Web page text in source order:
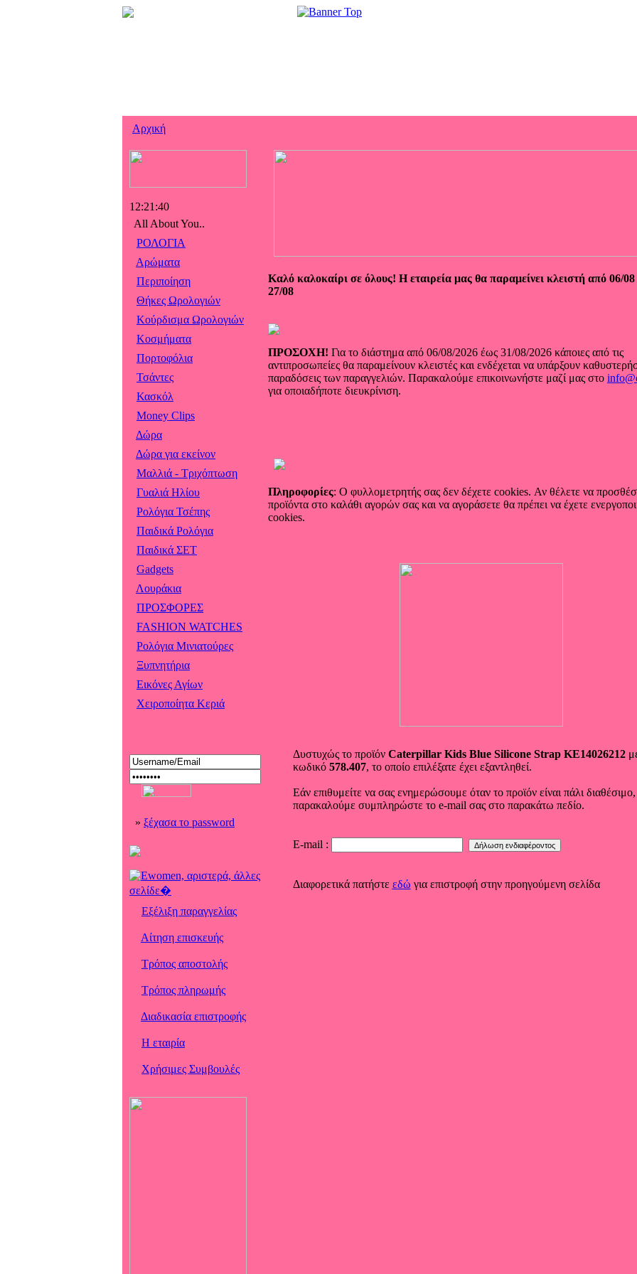
Αρχική
12:21:41
All About You..
ΡΟΛΟΓΙΑ
Αρώματα
Περιποίηση
Θήκες Ωρολογιών
Κούρδισμα Ωρολογιών
Κοσμήματα
Πορτοφόλια
Τσάντες
Κασκόλ
Money Clips
Δώρα
Δώρα για εκείνον
Μαλλιά - Τριχόπτωση
Γυαλιά Ηλίου
Ρολόγια Τσέπης
Παιδικά Ρολόγια
Παιδικά ΣΕΤ
Gadgets
Λουράκια
ΠΡΟΣΦΟΡΕΣ
FASHION WATCHES
Ρολόγια Μινιατούρες
Ξυπνητήρια
Εικόνες Αγίων
Χειροποίητα Κεριά
» ξέχασα το password
Εξέλιξη παραγγελίας
Αίτηση επισκευής
Τρόπος αποστολής
Τρόπος πληρωμής
Διαδικασία επιστροφής
Η εταιρία
Χρήσιμες Συμβουλές
Καλό καλοκαίρι σε όλους! Η εταιρεία μας θα παραμείνει κλειστή από 06/
27/08
ΠΡΟΣΟΧΗ! Για το διάστημα από 06/08/2026 έως 31/08/2026 κάποιες από τις
αντιπροσωπείες θα παραμείνουν κλειστές και ενδέχεται να υπάρξουν
παραδόσεις των παραγγελιών. Παρακαλούμε επικοινωνήστε μαζί μας στο
για οποιαδήποτε διευκρίνιση.
Πληροφορίες: Ο φυλλομετρητής σας δεν δέχετε cookies. Αν θέλετε να
προϊόντα στο καλάθι αγορών σας και να αγοράσετε θα πρέπει να έχετε
cookies.
Δυστυχώς το προϊόν Caterpillar Kids Blue Silicone Strap KE14026212
κωδικό 578.407, το οποίο επιλέξατε έχει εξαντληθεί.
Εάν επιθυμείτε να σας ενημερώσουμε όταν το προϊόν είναι πάλι διαθέσιμο,
παρακαλούμε συμπληρώστε το e-mail σας στο παρακάτω πεδίο.
E-mail :
Διαφορετικά πατήστε εδώ για επιστροφή στην προηγούμενη σελίδα